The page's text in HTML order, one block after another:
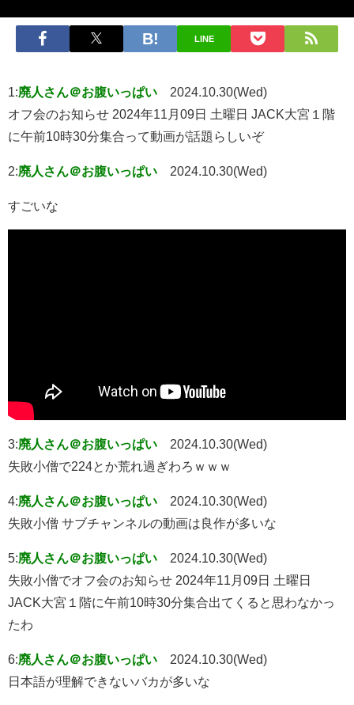
LINE
1:廃人さん＠お腹いっぱい
2024.10.30(Wed)
オフ会のお知らせ 2024年11月09日 土曜日 JACK大宮１階
に午前10時30分集合って動画が話題らしいぞ
2:廃人さん＠お腹いっぱい 2024.10.30(Wed)
すごいな
3:廃人さん＠お腹いっぱい
2024.10.30(Wed)
失敗小僧で224とか荒れ過ぎわろｗｗｗ
4:廃人さん＠お腹いっぱい
2024.10.30(Wed)
失敗小僧 サブチャンネルの動画は良作が多いな
5:廃人さん＠お腹いっぱい
2024.10.30(Wed)
失敗小僧でオフ会のお知らせ 2024年11月09日 土曜日
JACK大宮１階に午前10時30分集合出てくると思わなかっ
たわ
6:廃人さん＠お腹いっぱい
2024.10.30(Wed)
日本語が理解できないバカが多いな